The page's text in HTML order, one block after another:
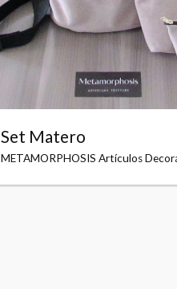
Set Matero
METAMORPHOSIS Artículos